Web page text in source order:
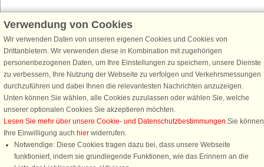
Schließen Sie sich 100.000 Ferienhaus-Fans an
Erhalten Sie einenWillkommensgutschein von 25 € für Ihren nächsten
Ferienhausurlaub - melden Sie sich einfach für den DanCenter Newsletter
an. Verpassen Sie nie wieder exklusive Angebote, Gewinnspiele und
Urlaubstipps!
Newsletter abonnieren
Verwendung von Cookies
Wir verwenden Daten von unseren eigenen Cookies und Cookies von
Drittanbietern. Wir verwenden diese in Kombination mit zugehörigen
personenbezogenen Daten, um Ihre Einstellungen zu speichern, unsere Dienste
zu verbessern, Ihre Nutzung der Webseite zu verfolgen und Verkehrsmessungen
durchzuführen und dabei Ihnen die relevantesten Nachrichten anzuzeigen.
Unten können Sie wählen, alle Cookies zuzulassen oder wählen Sie, welche
unserer optionalen Cookies Sie akzeptieren möchten.
Lesen Sie mehr über unsere Cookie- und Datenschutzbestimmungen.Sie können
Ihre Einwilligung auch hier widerrufen.
Notwendige: Diese Cookies tragen dazu bei, dass unsere Webseite
funktioniert, indem sie grundlegende Funktionen, wie das Erinnern an die